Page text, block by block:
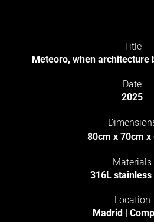
Title
Meteoro, when architecture
Date
2025
80cm x 70cm x
Materials
316L stainless
Location
Madrid |